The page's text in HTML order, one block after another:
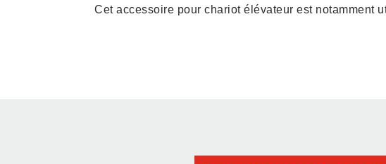
Cet accessoire pour chariot élévateur est notamment